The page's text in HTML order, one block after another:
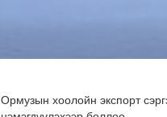
Ормузын хоолойн экспорт